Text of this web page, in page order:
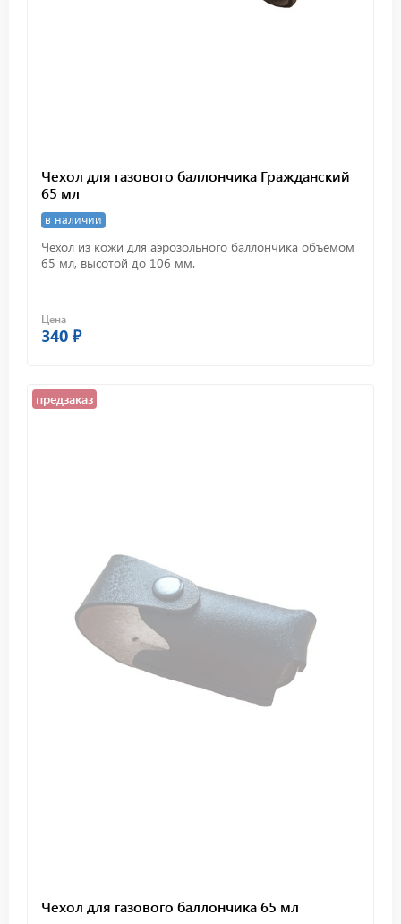
Чехол для газового баллончика Гражданский
65 мл
в наличии
Чехол из кожи для аэрозольного баллончика объемом
65 мл, высотой до 106 мм.
Цена
340 ₽
предзаказ
Чехол для газового баллончика 65 мл